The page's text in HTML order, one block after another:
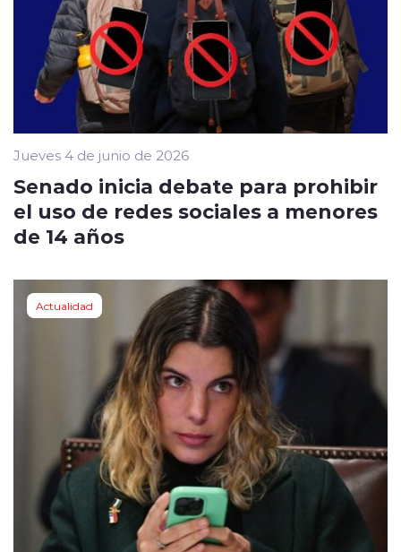
Jueves 4 de junio de 2026
Senado inicia debate para prohibir
el uso de redes sociales a menores
de 14 años
Actualidad